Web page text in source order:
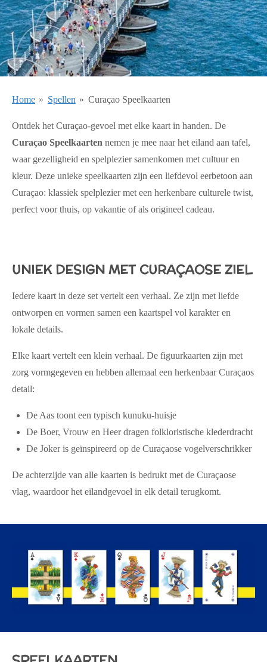
Home » Spellen » Curaçao Speelkaarten
Ontdek het Curaçao-gevoel met elke kaart in handen. De
Curaçao Speelkaarten nemen je mee naar het eiland aan tafel,
waar gezelligheid en spelplezier samenkomen met cultuur en
kleur. Deze unieke speelkaarten zijn een liefdevol eerbetoon aan
Curaçao: klassiek spelplezier met een herkenbare culturele twist,
perfect voor thuis, op vakantie of als origineel cadeau.
UNIEK DESIGN MET CURAÇAOSE ZIEL
Iedere kaart in deze set vertelt een verhaal. Ze zijn met liefde
ontworpen en vormen samen een kaartspel vol karakter en
lokale details.
Elke kaart vertelt een klein verhaal. De figuurkaarten zijn met
zorg vormgegeven en hebben allemaal een herkenbaar Curaçaos
detail:
De Aas toont een typisch kunuku-huisje
De Boer, Vrouw en Heerdragen folkloristische klederdracht
De Jokeris geïnspireerd op de Curaçaose vogelverschrikker
De achterzijde van alle kaarten is bedrukt met de Curaçaose
vlag, waardoor het eilandgevoel in elk detail terugkomt.